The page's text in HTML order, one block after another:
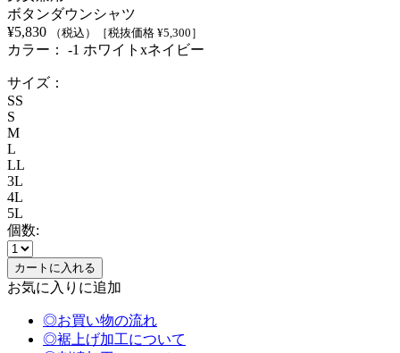
ボタンダウンシャツ
¥5,830 （税込） ［税抜価格 ¥5,300 ］
カラー： -1 ホワイトxネイビー
サイズ：
SS
S
M
L
LL
3L
4L
5L
個数:
お気に入りに追加
◎お買い物の流れ
◎裾上げ加工について